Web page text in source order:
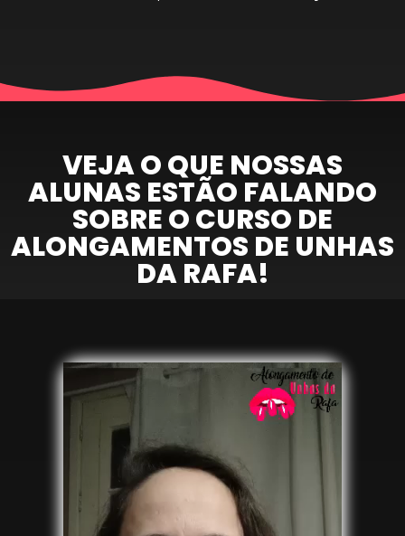
VEJA O QUE NOSSAS
ALUNAS ESTÃO FALANDO
SOBRE O CURSO DE
ALONGAMENTOS DE UNHAS
DA RAFA!